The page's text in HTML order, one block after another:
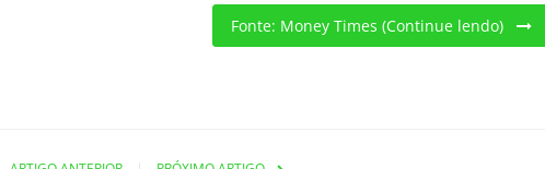
Fonte: Money Times (Continue lendo)